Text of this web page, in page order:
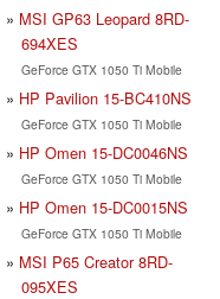
MSI GP63 Leopard 8RD-
694XES
GeForce GTX 1050 Ti Mobile
HP Pavilion 15-BC410NS
GeForce GTX 1050 Ti Mobile
HP Omen 15-DC0046NS
GeForce GTX 1050 Ti Mobile
HP Omen 15-DC0015NS
GeForce GTX 1050 Ti Mobile
MSI P65 Creator 8RD-
095XES